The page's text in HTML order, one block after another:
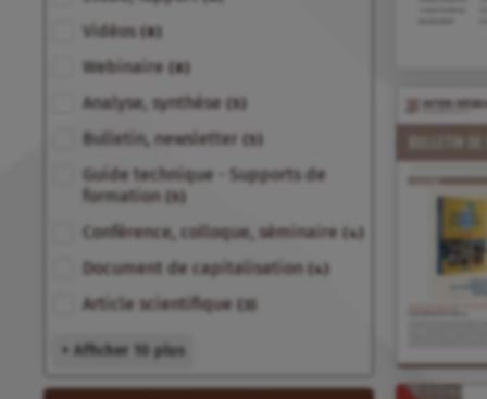
Vidéos (8)
Webinaire (8)
Analyse, synthèse
Bulletin, newsletter
Guide technique - Supports de
formation
Conférence, colloque, séminaire (4)
Document de capitalisation (4)
Article scientifique
+ Afficher 10 plus